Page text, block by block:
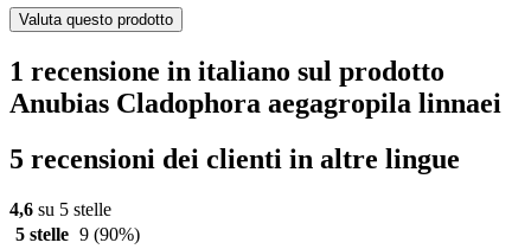
Valuta questo prodotto
1 recensione in italiano sul prodotto
Anubias Cladophora aegagropila linnaei
5 recensioni dei clienti in altre lingue
4,6 su 5 stelle
5 stelle 9 (90%)